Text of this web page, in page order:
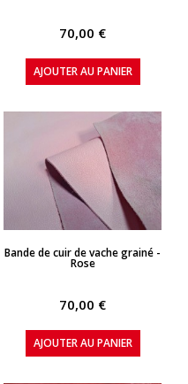
70,00 €
AJOUTER AU PANIER
APERÇU RAPIDE
Bande de cuir de vache grainé -
Rose
70,00 €
AJOUTER AU PANIER